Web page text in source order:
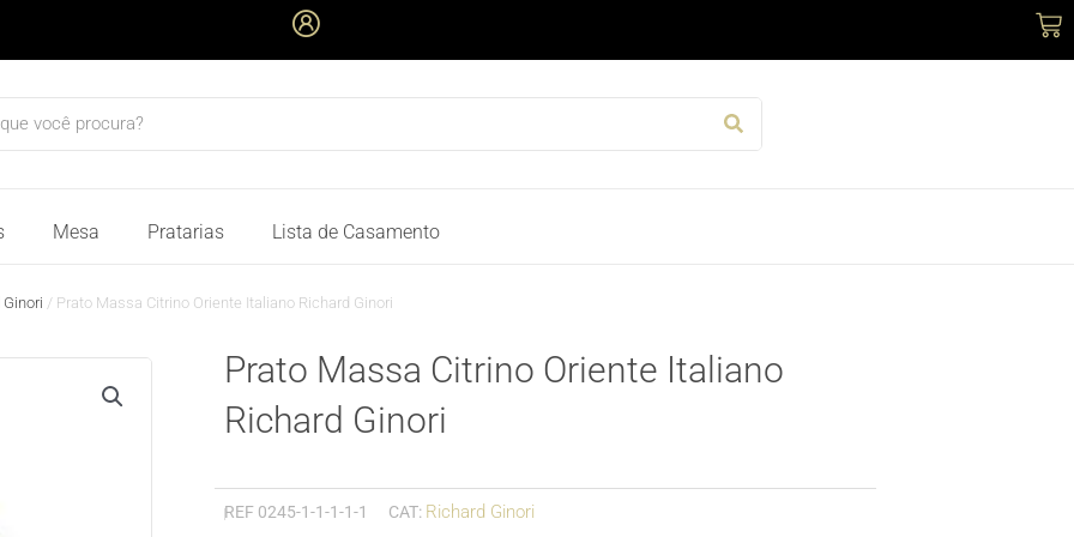
Mesa Pratarias Lista de Casamento
Ginori / Prato Massa Citrino Oriente Italiano Richard Ginori
Prato Massa Citrino Oriente Italiano
Richard Ginori
REF 0245-1-1-1-1-1 CAT: Richard Ginori